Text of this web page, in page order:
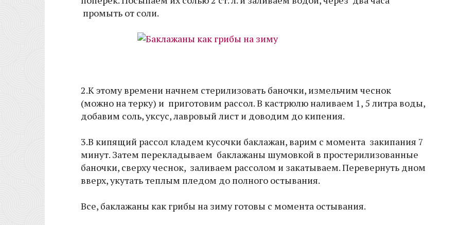
промыть от соли.
2.К этому времени начнем стерилизовать баночки, измельчим чеснок
(можно на терку) и приготовим рассол. В кастрюлю наливаем 1, 5 литра воды,
добавим соль, уксус, лавровый лист и доводим до кипения.
3.В кипящий рассол кладем кусочки баклажан, варим с момента закипания 7
минут. Затем перекладываем баклажаны шумовкой в простерилизованные
баночки, сверху чеснок, заливаем рассолом и закатываем. Перевернуть дном
вверх, укутать теплым пледом до полного остывания.
Все, баклажаны как грибы на зиму готовы с момента остывания.